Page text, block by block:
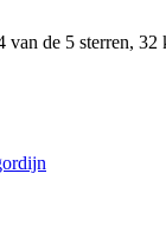
van de 5 sterren, 32